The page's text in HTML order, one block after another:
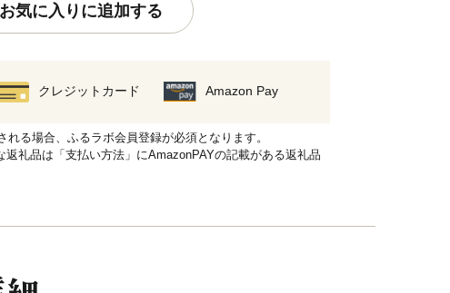
お気に入りに追加する
クレジットカード Amazon Pay
る場合、ふるラボ会員登録が必須となります。
返礼品は「支払い方法」にAmazonPAYの記載がある返礼品